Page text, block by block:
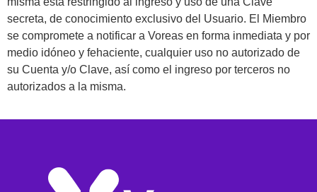
secreta, de conocimiento exclusivo del Usuario. El Miembro
se compromete a notificar a Voreas en forma inmediata y por
medio idóneo y fehaciente, cualquier uso no autorizado de
su Cuenta y/o Clave, así como el ingreso por terceros no
autorizados a la misma.